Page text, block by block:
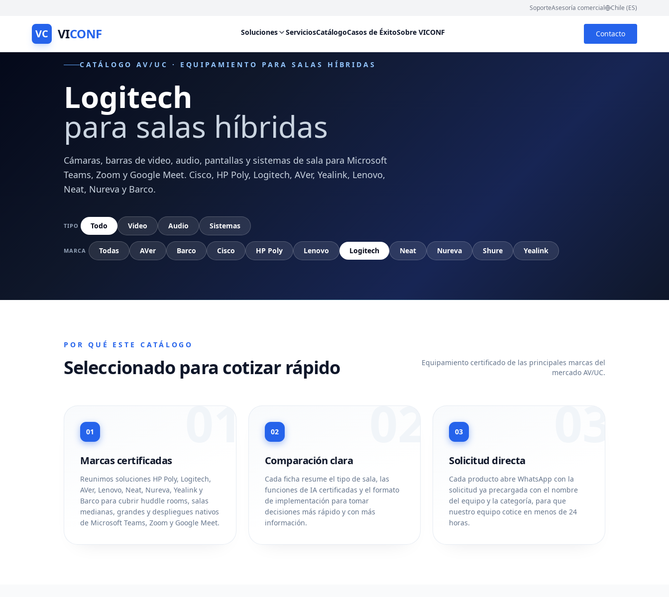
SoporteAsesoría comercial Chile (ES)
VC VICONF Soluciones ServiciosCatálogoCasos de ÉxitoSobre VICONF Contacto
CATÁLOGO AV/UC · EQUIPAMIENTO PARA SALAS HÍBRIDAS
Logitech
para salas híbridas
Cámaras, barras de video, audio, pantallas y sistemas de sala para Microsoft
Teams, Zoom y Google Meet. Cisco, HP Poly, Logitech, AVer, Yealink, Lenovo,
Neat, Nureva y Barco.
TIPO Todo Video Audio Sistemas
MARCA Todas AVer Barco Cisco HP Poly Lenovo Logitech Neat Nureva Shure Yealink
POR QUÉ ESTE CATÁLOGO
Seleccionado para cotizar rápido
Equipamiento certificado de las principales marcas del
mercado AV/UC.
01
01
Marcas certificadas
Reunimos soluciones HP Poly, Logitech,
AVer, Lenovo, Neat, Nureva, Yealink y
Barco para cubrir huddle rooms, salas
medianas, grandes y despliegues nativos
de Microsoft Teams, Zoom y Google Meet.
02
02
Comparación clara
Cada ficha resume el tipo de sala, las
funciones de IA certificadas y el formato
de implementación para tomar
decisiones más rápido y con más
información.
03
03
Solicitud directa
Cada producto abre WhatsApp con la
solicitud ya precargada con el nombre
del equipo y la categoría, para que
nuestro equipo cotice en menos de 24
horas.